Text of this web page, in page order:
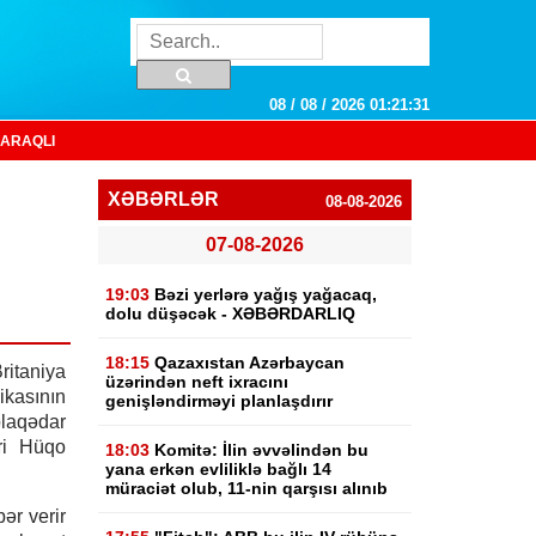
08 / 08 / 2026 01:21:32
Hüqo
verir
XƏBƏRLƏR 08-08-2026
07-08-2026
19:03 Bəzi yerlərə yağış yağacaq,
dolu düşəcək - XƏBƏRDARLIQ
18:15 Qazaxıstan Azərbaycan
üzərindən neft ixracını
genişləndirməyi planlaşdırır
18:03 Komitə: İlin əvvəlindən bu
yana erkən evliliklə bağlı 14
müraciət olub, 11-nin qarşısı alınıb